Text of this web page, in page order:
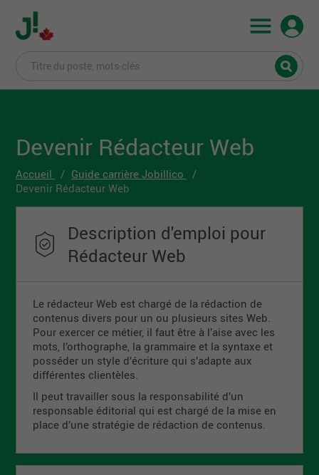
Devenir Rédacteur Web
Accueil
Guide carrière Jobillico
Devenir Rédacteur Web
Description d'emploi pour
Rédacteur Web
Le rédacteur Web est chargé de la rédaction de
contenus divers pour un ou plusieurs sites Web.
Pour exercer ce métier, il faut être à l’aise avec les
mots, l’orthographe, la grammaire et la syntaxe et
posséder un style d’écriture qui s’adapte aux
différentes clientèles.
Il peut travailler sous la responsabilité d’un
responsable éditorial qui est chargé de la mise en
place d’une stratégie de rédaction de contenus.